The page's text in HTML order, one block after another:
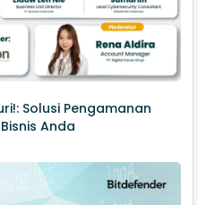
Solusi Pengamanan
Anda